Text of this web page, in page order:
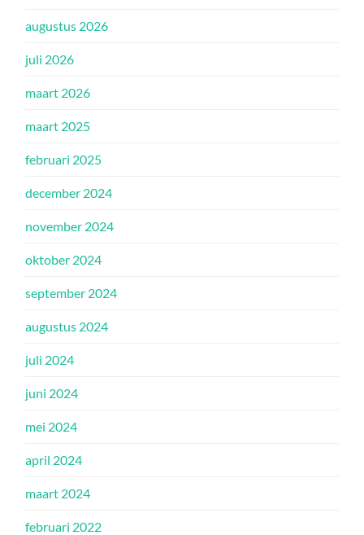
augustus 2026
juli 2026
maart 2026
maart 2025
februari 2025
december 2024
november 2024
oktober 2024
september 2024
augustus 2024
juli 2024
juni 2024
mei 2024
april 2024
maart 2024
februari 2022